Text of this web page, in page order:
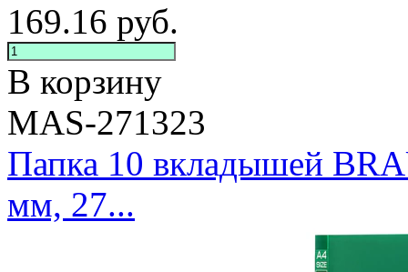
169.16 руб.
В корзину
MAS-271323
Папка 10 вкладышей
мм, 27...